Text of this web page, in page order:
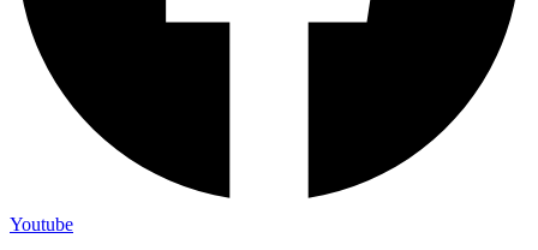
Youtube